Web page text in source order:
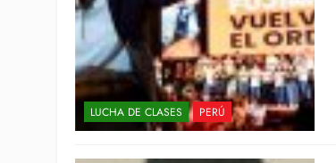
LUCHA DE CLASES PERÚ